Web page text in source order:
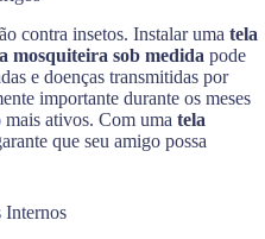
contra insetos. Instalar uma tela
mosquiteira sob medida pode
e doenças transmitidas por
importante durante os meses
mais ativos. Com uma tela
que seu amigo possa
Internos